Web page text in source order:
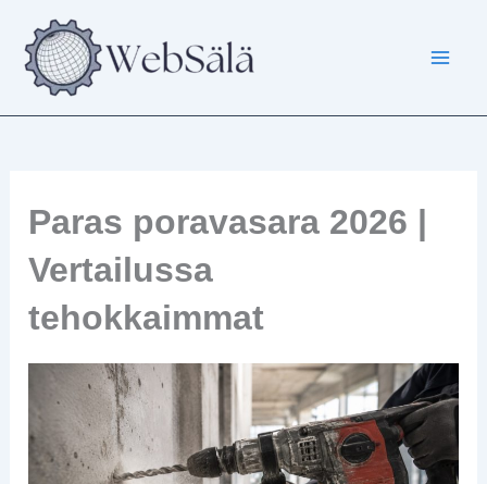
sisältöön
Paras poravasara 2026 |
Vertailussa
tehokkaimmat